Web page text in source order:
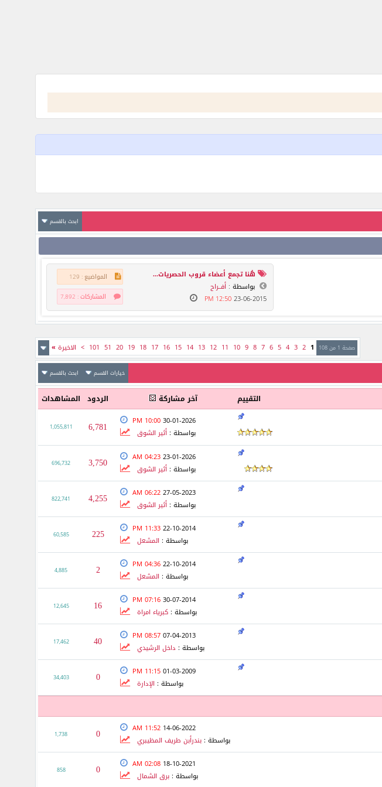
ابحث بالقسم
هُنا تجمع أعضاء قروب الحصريات...
بواسطة : أفــراح
23-06-2015
12:50 PM
المواضيع : 129
المشاركات : 7,892
صفحة 1 من 108 1
2
3
4
5
6
7
8
9
10
11
12
13
14
15
16
17
18
19
20
51
101
> الاخيرة »
خيارات القسم ابحث بالقسم
التقييم آخر مشاركة الردود المشاهدات
30-01-2026
10:00 PM
بواسطة :أثير الشوق 6,781
1,055,811
23-01-2026
04:23 AM
بواسطة :أثير الشوق 3,750
696,732
27-05-2023
06:22 AM
بواسطة :أثير الشوق 4,255
822,741
22-10-2014
11:33 PM
بواسطة : المشعل 225
60,585
22-10-2014
04:36 PM
بواسطة : المشعل 2
4,885
30-07-2014
07:16 PM
بواسطة :كبرياء امراة 16
12,645
07-04-2013
08:57 PM
بواسطة : داخل الرشيدي 40
17,462
01-03-2009
11:15 PM
بواسطة : الإدارة 0
34,403
14-06-2022
11:52 AM
بواسطة :بندرأبن طريف المظيبري 0
1,738
18-10-2021
02:08 AM
بواسطة :برق الشمال 0
858